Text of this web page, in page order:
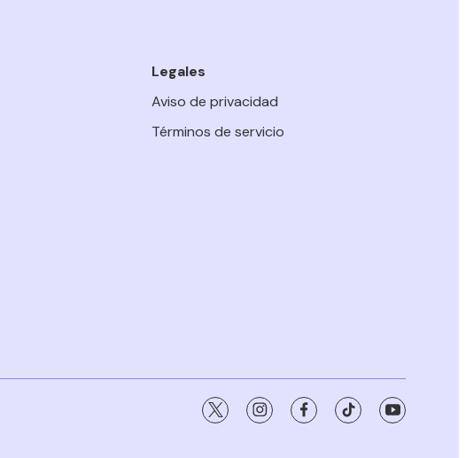
Legales
Aviso de privacidad
Términos de servicio
twitter instagramfacebooktiktok youtube